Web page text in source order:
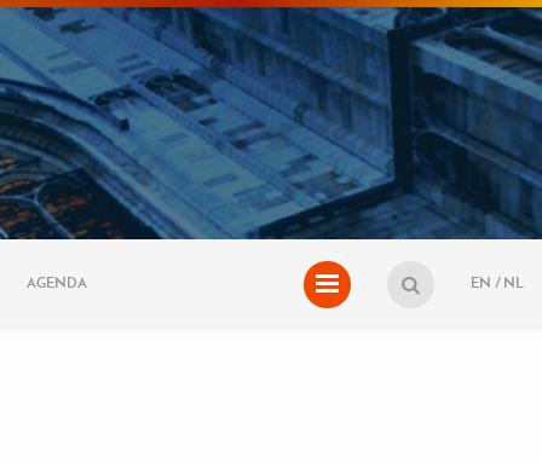
AGENDA NL
EN